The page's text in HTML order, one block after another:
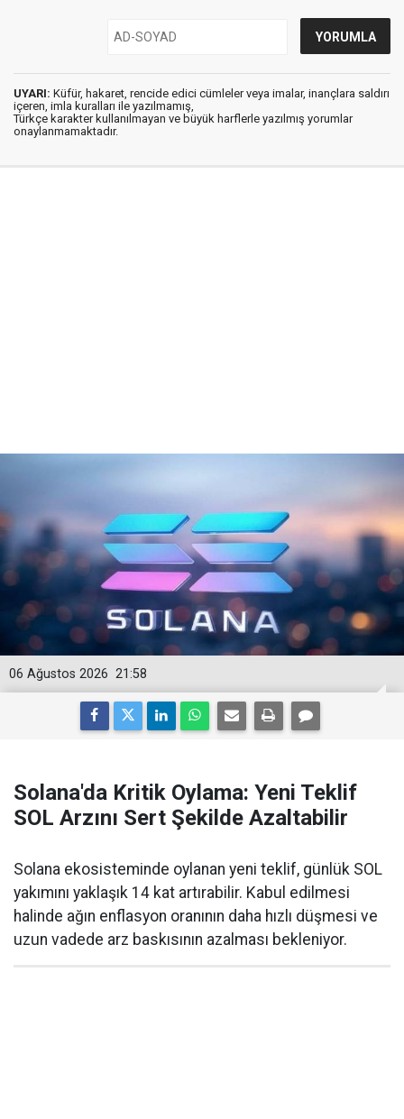
UYARI: Küfür, hakaret, rencide edici cümleler veya imalar, inançlara saldırı
içeren, imla kuralları ile yazılmamış,
Türkçe karakter kullanılmayan ve büyük harflerle yazılmış yorumlar
onaylanmamaktadır.
21:58
06 Ağustos 2026
Solana'da Kritik Oylama: Yeni Teklif
SOL Arzını Sert Şekilde Azaltabilir
Solana ekosisteminde oylanan yeni teklif, günlük SOL
yakımını yaklaşık 14 kat artırabilir. Kabul edilmesi
halinde ağın enflasyon oranının daha hızlı düşmesi ve
uzun vadede arz baskısının azalması bekleniyor.